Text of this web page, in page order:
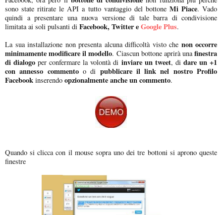
sono state ritirate le API a tutto vantaggio del bottone Mi Piace. Vado
quindi a presentare una nuova versione di tale barra di condivisione
limitata ai soli pulsanti di Facebook, Twitter eGoogle Plus.
La sua installazione non presenta alcuna difficoltà visto che non occorre
minimamente modificare il modello. Ciascun bottone aprirà unafinestra
di dialogo per confermare la volontà di inviare un tweet, di dare un +1
con annesso commentoo di pubblicare il link nel nostro Profilo
Facebook inserendo opzionalmente anche un commento.
Quando si clicca con il mouse sopra uno dei tre bottoni si aprono queste
finestre